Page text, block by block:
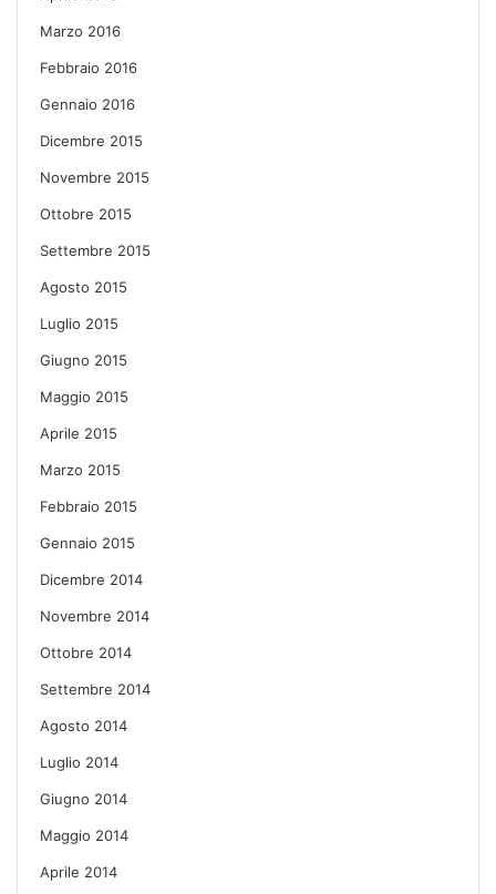
Marzo 2016
Febbraio 2016
Gennaio 2016
Dicembre 2015
Novembre 2015
Ottobre 2015
Settembre 2015
Agosto 2015
Luglio 2015
Giugno 2015
Maggio 2015
Aprile 2015
Marzo 2015
Febbraio 2015
Gennaio 2015
Dicembre 2014
Novembre 2014
Ottobre 2014
Settembre 2014
Agosto 2014
Luglio 2014
Giugno 2014
Maggio 2014
Aprile 2014